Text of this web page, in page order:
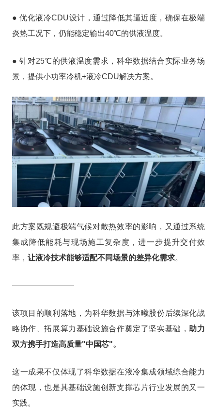
● 优化液冷CDU设计，通过降低其逼近度，确保在极端
炎热工况下，仍能稳定输出40℃的供液温度。
● 针对25℃的供液温度需求，科华数据结合实际业务场
景，提供小功率冷机+液冷CDU解决方案。
此方案既规避极端气候对散热效率的影响，又通过系统
集成降低能耗与现场施工复杂度，进一步提升交付效
率， 让液冷技术能够适配不同场景的差异化需求。
————————
该项目的顺利落地，为科华数据与沐曦股份后续深化战
略协作、拓展算力基础设施合作奠定了坚实基础，助力
双方携手打造高质量"中国芯"。
这一成果不仅体现了科华数据在液冷集成领域综合能力
的体现，也是其基础设施创新支撑芯片行业发展的又一
实践。